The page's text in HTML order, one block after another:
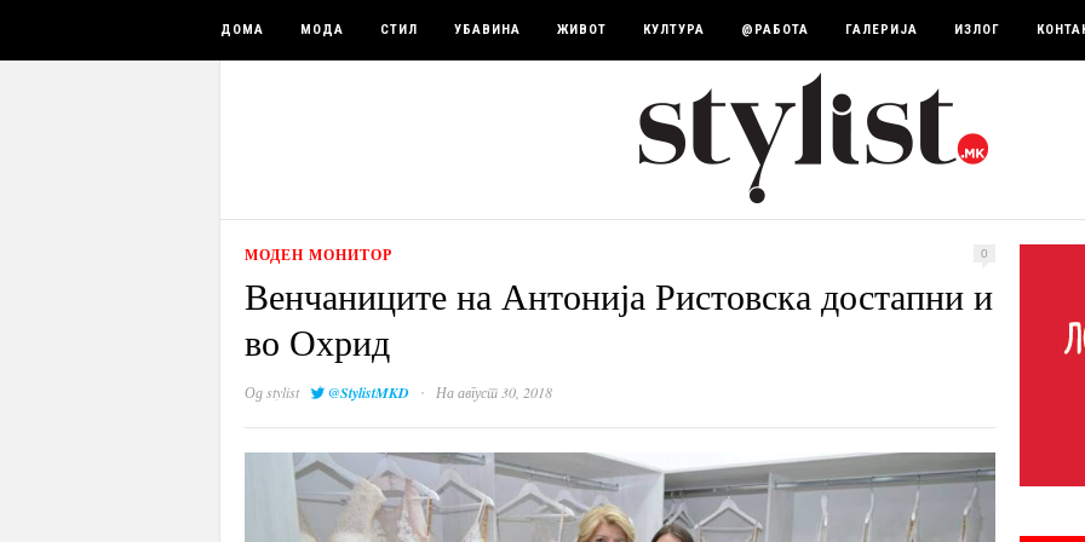
ДОМА МОДА СТИЛ УБАВИНА ЖИВОТ КУЛТУРА @РАБОТА ГАЛЕРИЈА ИЗЛОГ
МОДЕН МОНИТОР 0
Венчаниците на Антонија Ристовска достапни и
во Охрид
Одstylist @StylistMKD · На август 30, 2018